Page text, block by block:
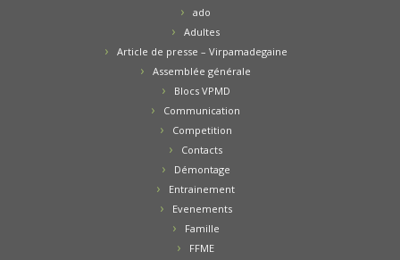
ado
Adultes
Article de presse – Virpamadegaine
Assemblée générale
Blocs VPMD
Communication
Competition
Contacts
Démontage
Entrainement
Evenements
Famille
FFME